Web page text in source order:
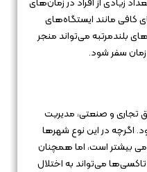
زیادی از افراد در زمان‌های
مانند ایستگاه‌های
بلندمرتبه می‌تواند منجر
سفر شود.
تجاری و صنعتی، مدیریت
اگرچه در این نوع شهرها
بیشتر است، اما همچنان
می‌تواند به اختلال